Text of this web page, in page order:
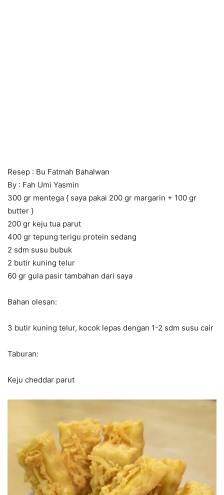
Resep : Bu Fatmah Bahalwan
By : Fah Umi Yasmin
300 gr mentega { saya pakai 200 gr margarin + 100 gr
butter }
200 gr keju tua parut
400 gr tepung terigu protein sedang
2 sdm susu bubuk
2 butir kuning telur
60 gr gula pasir tambahan dari saya
Bahan olesan:
3 butir kuning telur, kocok lepas dengan 1-2 sdm susu cair
Taburan:
Keju cheddar parut